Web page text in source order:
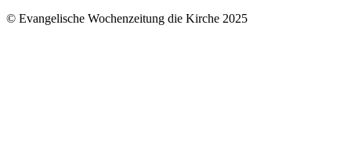
© Evangelische Wochenzeitung die Kirche 2025